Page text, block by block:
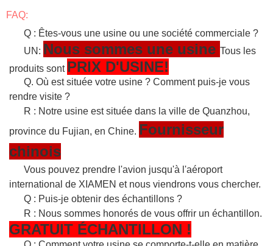
FAQ:
Q : Êtes-vous une usine ou une société commerciale ?
UN: Nous sommes une usine Tous les
produits sont PRIX D'USINE!
Q. Où est située votre usine ? Comment puis-je vous
rendre visite ?
R : Notre usine est située dans la ville de Quanzhou,
province du Fujian, en Chine. Fournisseur
chinois
Vous pouvez prendre l'avion jusqu'à l'aéroport
international de XIAMEN et nous viendrons vous chercher.
Q : Puis-je obtenir des échantillons ?
R : Nous sommes honorés de vous offrir un échantillon.
GRATUIT ÉCHANTILLON !